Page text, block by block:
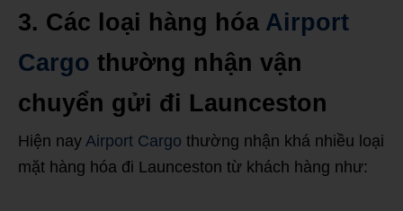
3. Các loại hàng hóa Airport
Cargo thường nhận vận
chuyển gửi đi Launceston
Hiện nay Airport Cargo thường nhận khá nhiều loại
mặt hàng hóa đi Launceston từ khách hàng như: